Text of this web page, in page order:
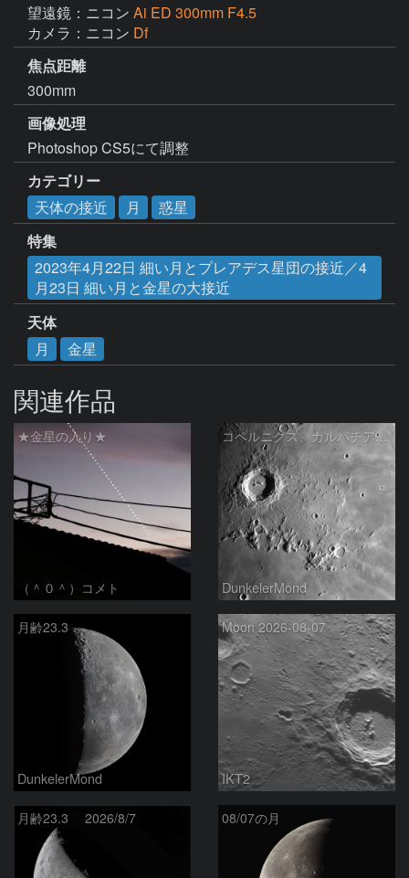
望遠鏡：ニコン Ai ED 300mm F4.5
カメラ：ニコン Df
焦点距離
300mm
画像処理
Photoshop CS5にて調整
カテゴリー
天体の接近
月
惑星
特集
2023年4月22日 細い月とプレアデス星団の接近／4
月23日 細い月と金星の大接近
天体
月
金星
関連作品
★金星の入り★
（＾０＾）コメト
コペルニクス、カルパチア山脈付近
DunkelerMond
月齢23.3
DunkelerMond
Moon 2026-08-07
IKT2
月齢23.3 2026/8/7 08/07の月